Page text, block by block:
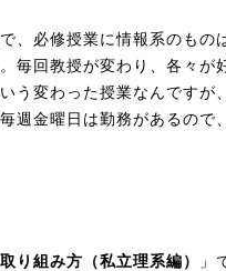
、必修授業に情報系のもの
毎回教授が変わり、各々が
う変わった授業なんですが、
週金曜日は勤務があるので、
り組み方（私立理系編）
」